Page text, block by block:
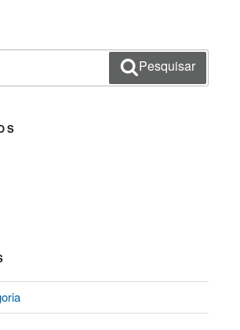
Pesquisar